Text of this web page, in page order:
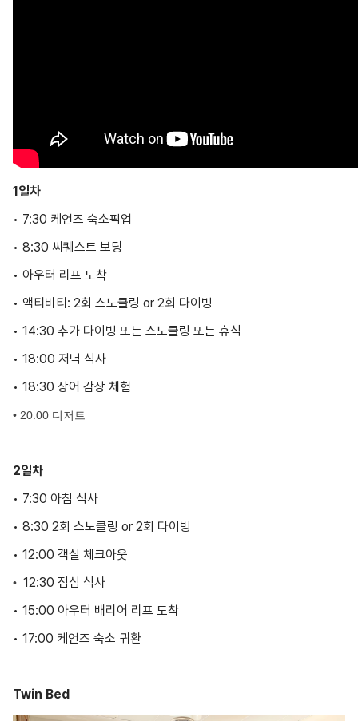
1일차
• 7:30 케언즈 숙소픽업
• 8:30 씨퀘스트 보딩
• 아우터 리프 도착
• 액티비티: 2회 스노클링 or 2회 다이빙
• 14:30 추가 다이빙 또는 스노클링 또는 휴식
• 18:00 저녁 식사
• 18:30 상어 감상 체험
• 20:00 디저트
2일차
• 7:30 아침 식사
• 8:30 2회 스노클링 or 2회 다이빙
• 12:00 객실 체크아웃
• 12:30 점심 식사
• 15:00 아우터 배리어 리프 도착
• 17:00 케언즈 숙소 귀환
Twin Bed